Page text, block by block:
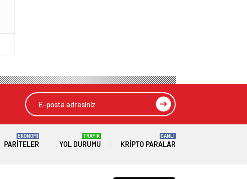
PARITELER
EKONOMİ
YOL DURUMU
TRAFİK
KRIPTO PARALAR
CANLI